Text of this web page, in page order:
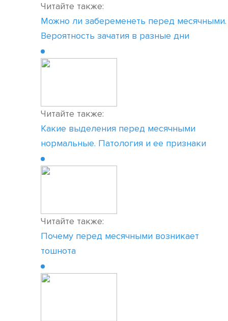
Читайте также:
Можно ли забеременеть перед месячными.
Вероятность зачатия в разные дни
Читайте также:
Какие выделения перед месячными
нормальные. Патология и ее признаки
Читайте также:
Почему перед месячными возникает
тошнота